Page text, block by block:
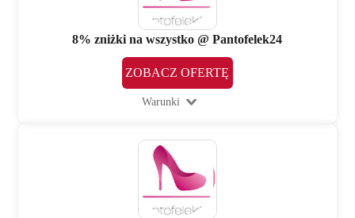
8% zniżki na wszystko @ Pantofelek24
ZOBACZ OFERTĘ
Warunki